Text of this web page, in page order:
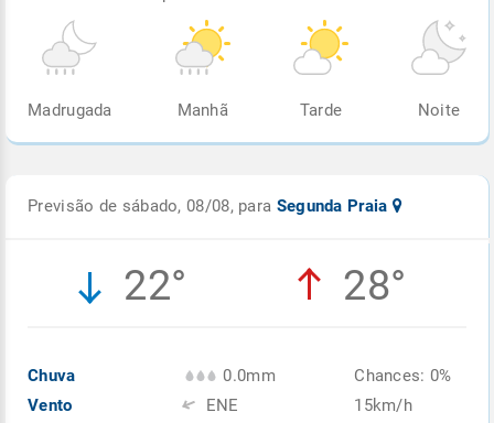
Madrugada Manhã Tarde Noite
Previsão de sábado, 08/08, para Segunda Praia
22° 28°
Chuva
Vento
0.0mm
ENE
Chances: 0%
15km/h